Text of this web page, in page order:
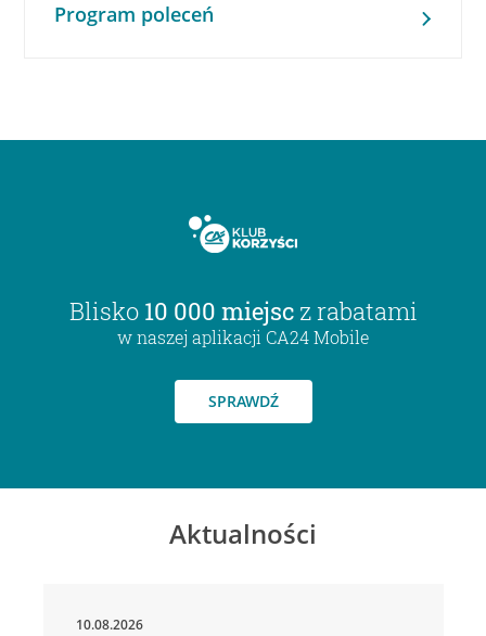
Program poleceń
Blisko 10 000 miejsc z rabatami
w naszej aplikacji CA24 Mobile
SPRAWDŹ
Aktualności
10.08.2026